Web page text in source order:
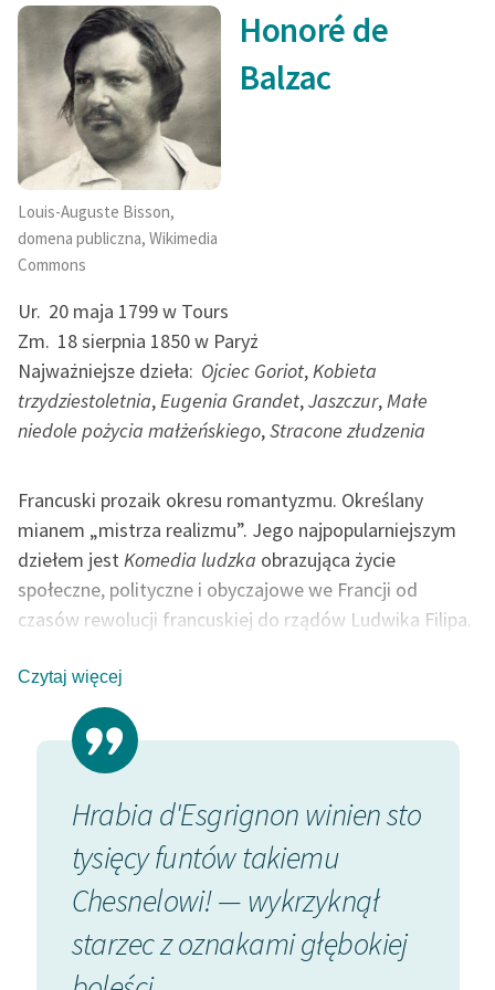
Ręce pełne poezji
Kolekcje edukacyjne
twórców przechodzących
do domeny publicznej,
lektur szkolnych oraz
Starego Testamentu
Odkurzamy bohaterów
Szkoła Poezji Wolnych
Lektur
O nas
Kontakt
O projekcie
Zasady wykorzystania
Wolnych Lektur
Logotypy
Regulamin biblioteki
sprawozdania finansowe
Regulamin darowizn
Informacja o treściach
wrażliwych
Deklaracja dostępności
tematamiKomedii Ludzkiej są finanse, obyczaje oraz
miłość.
Spis treści:
Od tłumacza
Louis-Auguste Bisson,
domena publiczna, Wikimedia
Commons
Honoré de
Balzac
Ur. 20 maja 1799 w Tours
Zm. 18 sierpnia 1850 w Paryż
Najważniejsze dzieła: Ojciec Goriot,Kobieta
trzydziestoletnia,Eugenia Grandet,Jaszczur,Małe
niedole pożycia małżeńskiego,Stracone złudzenia
Francuski prozaik okresu romantyzmu. Określany
mianem „mistrza realizmu”. Jego najpopularniejszym
dziełem jest Komedia ludzka obrazująca życie
społeczne, polityczne i obyczajowe we Francji od
czasów rewolucji francuskiej do rządów Ludwika Filipa.
W swej prozie portretował kobiety dojrzałe, stąd
popularne określenie „kobiety w wieku balzakowskim”
(tj. po trzydziestce). Obok Dickensa i Tołstoja, Balzac
jest uważany za jednego z najważniejszych twórców
współczesnej powieści europejskiej.
autor: Aleksandra Nowak
Czytaj więcej
Hrabia d'Esgrignon winien sto
tysięcy funtów takiemu
Chesnelowi! — wykrzyknął
starzec z oznakami głębokiej